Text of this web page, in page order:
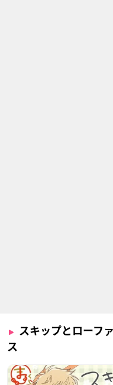
スキップとローフ
ス